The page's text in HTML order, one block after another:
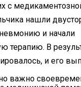
с
нашли
и начали
терапию. В
и его
важно